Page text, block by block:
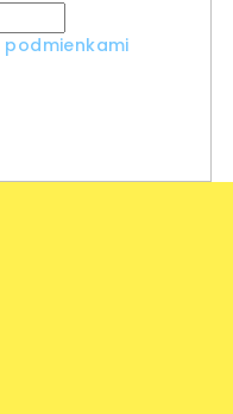
podmienkami